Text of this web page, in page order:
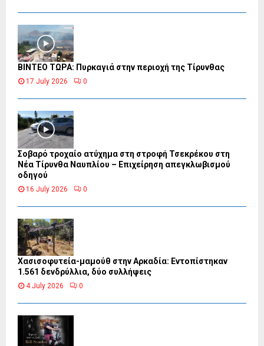
ΒΙΝΤΕΟ ΤΩΡΑ: Πυρκαγιά στην περιοχή της Τίρυνθας
17 July 2026 0
Σοβαρό τροχαίο ατύχημα στη στροφή Τσεκρέκου στη
Νέα Τίρυνθα Ναυπλίου – Επιχείρηση απεγκλωβισμού
οδηγού
16 July 2026 0
Χασισοφυτεία-μαμούθ στην Αρκαδία: Εντοπίστηκαν
1.561 δενδρύλλια, δύο συλλήψεις
4 July 2026 0